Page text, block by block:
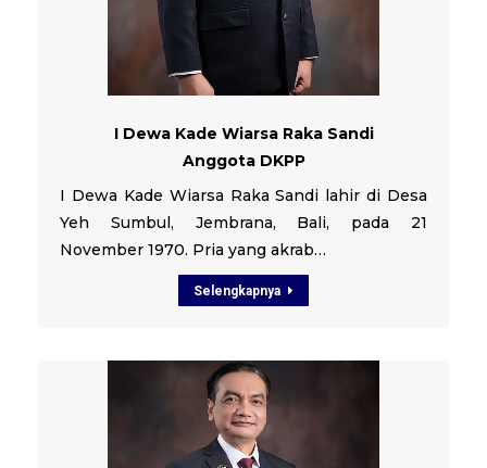
I Dewa Kade Wiarsa Raka Sandi
Anggota DKPP
I Dewa Kade Wiarsa Raka Sandi lahir di Desa
Yeh Sumbul, Jembrana, Bali, pada 21
November 1970. Pria yang akrab…
Selengkapnya